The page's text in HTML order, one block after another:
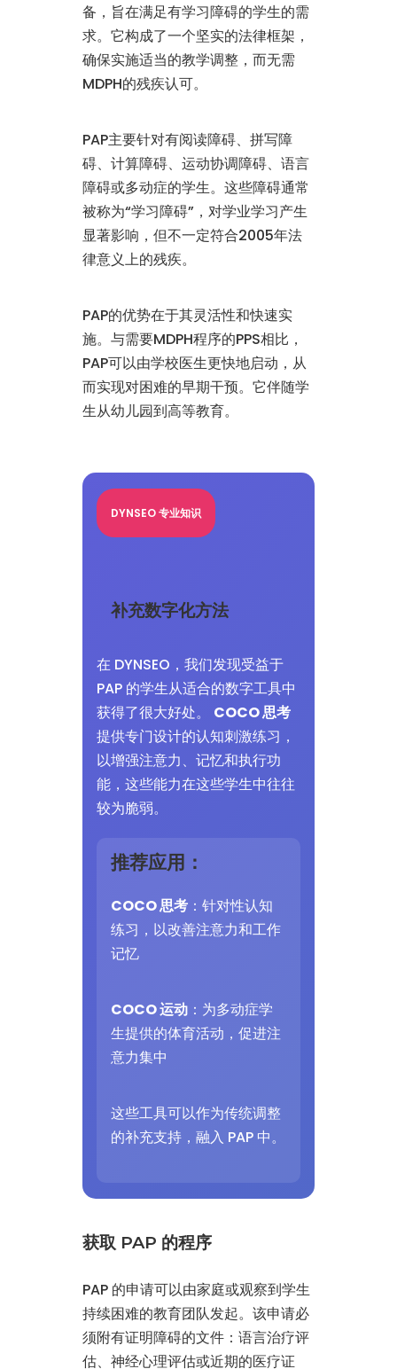
备，旨在满足有学习障碍的学生的需
求。它构成了一个坚实的法律框架，
确保实施适当的教学调整，而无需
MDPH的残疾认可。
PAP主要针对有阅读障碍、拼写障
碍、计算障碍、运动协调障碍、语言
障碍或多动症的学生。这些障碍通常
被称为“学习障碍”，对学业学习产生
显著影响，但不一定符合2005年法
律意义上的残疾。
PAP的优势在于其灵活性和快速实
施。与需要MDPH程序的PPS相比，
PAP可以由学校医生更快地启动，从
而实现对困难的早期干预。它伴随学
生从幼儿园到高等教育。
DYNSEO 专业知识
补充数字化方法
在 DYNSEO，我们发现受益于
PAP 的学生从适合的数字工具中
获得了很大好处。 COCO 思考
提供专门设计的认知刺激练习，
以增强注意力、记忆和执行功
能，这些能力在这些学生中往往
较为脆弱。
推荐应用：
COCO 思考：针对性认知
练习，以改善注意力和工作
记忆
COCO 运动：为多动症学
生提供的体育活动，促进注
意力集中
这些工具可以作为传统调整
的补充支持，融入 PAP 中。
获取 PAP 的程序
PAP 的申请可以由家庭或观察到学生
持续困难的教育团队发起。该申请必
须附有证明障碍的文件：语言治疗评
估、神经心理评估或近期的医疗证